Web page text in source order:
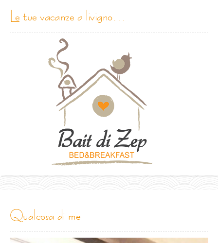
le tue vacanze a livigno…
qualcosa di me